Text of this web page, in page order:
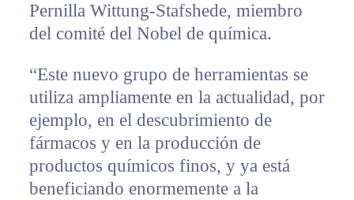
Pernilla Wittung-Stafshede, miembro
del comité del Nobel de química.
“Este nuevo grupo de herramientas se
utiliza ampliamente en la actualidad, por
ejemplo, en el descubrimiento de
fármacos y en la producción de
productos químicos finos, y ya está
beneficiando enormemente a la